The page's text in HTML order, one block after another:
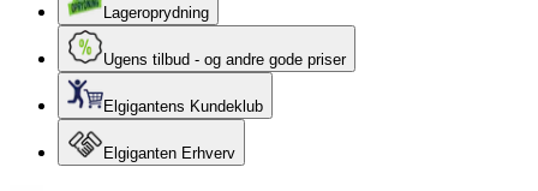
Lageroprydning
Ugens tilbud - og andre gode priser
Elgigantens Kundeklub
Elgiganten Erhverv